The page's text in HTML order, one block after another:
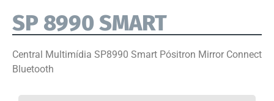
SP 8990 SMART
Central Multimídia SP8990 Smart Pósitron Mirror Connect
Bluetooth